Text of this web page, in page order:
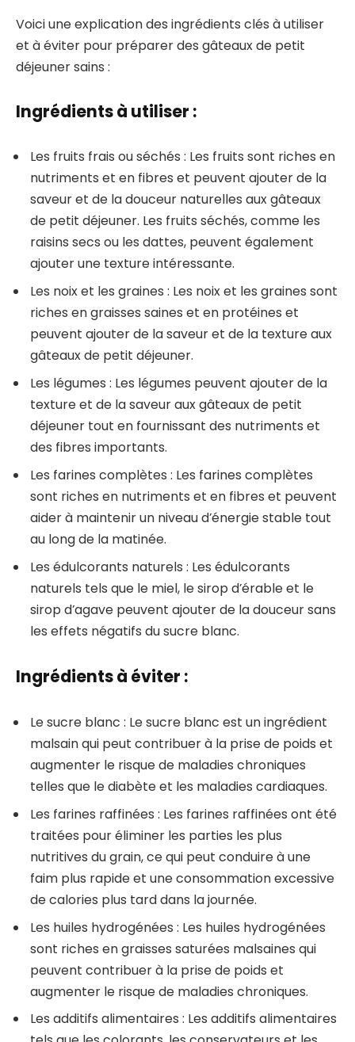
Voici une explication des ingrédients clés à utiliser
et à éviter pour préparer des gâteaux de petit
déjeuner sains :
Ingrédients à utiliser :
Les fruits frais ou séchés : Les fruits sont riches en
nutriments et en fibres et peuvent ajouter de la
saveur et de la douceur naturelles aux gâteaux
de petit déjeuner. Les fruits séchés, comme les
raisins secs ou les dattes, peuvent également
ajouter une texture intéressante.
Les noix et les graines : Les noix et les graines sont
riches en graisses saines et en protéines et
peuvent ajouter de la saveur et de la texture aux
gâteaux de petit déjeuner.
Les légumes : Les légumes peuvent ajouter de la
texture et de la saveur aux gâteaux de petit
déjeuner tout en fournissant des nutriments et
des fibres importants.
Les farines complètes : Les farines complètes
sont riches en nutriments et en fibres et peuvent
aider à maintenir un niveau d’énergie stable tout
au long de la matinée.
Les édulcorants naturels : Les édulcorants
naturels tels que le miel, le sirop d’érable et le
sirop d’agave peuvent ajouter de la douceur sans
les effets négatifs du sucre blanc.
Ingrédients à éviter :
Le sucre blanc : Le sucre blanc est un ingrédient
malsain qui peut contribuer à la prise de poids et
augmenter le risque de maladies chroniques
telles que le diabète et les maladies cardiaques.
Les farines raffinées : Les farines raffinées ont été
traitées pour éliminer les parties les plus
nutritives du grain, ce qui peut conduire à une
faim plus rapide et une consommation excessive
de calories plus tard dans la journée.
Les huiles hydrogénées : Les huiles hydrogénées
sont riches en graisses saturées malsaines qui
peuvent contribuer à la prise de poids et
augmenter le risque de maladies chroniques.
Les additifs alimentaires : Les additifs alimentaires